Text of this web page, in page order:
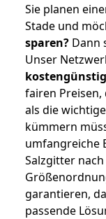
Sie planen
Stade und
sparen? Dann
Unser
fairen Preisen,
als die
kümmern
umfangreiche
Salzgitter
garantieren,
passende